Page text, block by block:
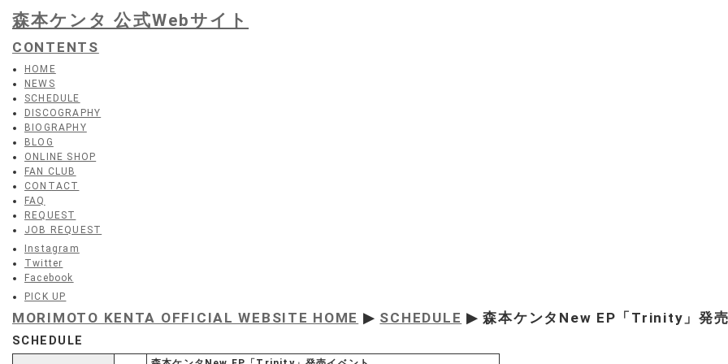
森本ケンタ 公式Webサイト
CONTENTS
HOME
NEWS
SCHEDULE
DISCOGRAPHY
BIOGRAPHY
BLOG
ONLINE SHOP
FAN CLUB
CONTACT
FAQ
REQUEST
JOB REQUEST
Instagram
Twitter
Facebook
PICK UP
MORIMOTO KENTA OFFICIAL WEBSITE HOME ▶ SCHEDULE ▶ 森本ケンタNew EP「Trinity」発売
SCHEDULE